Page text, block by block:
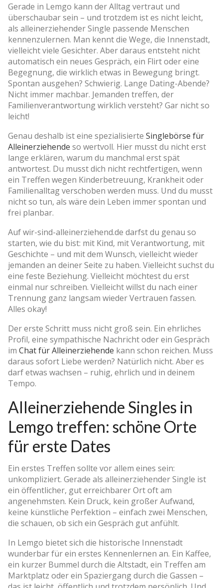
Gerade in Lemgo kann der Alltag vertraut und
überschaubar sein – und trotzdem ist es nicht leicht,
als alleinerziehender Single passende Menschen
kennenzulernen. Man kennt die Wege, die Innenstadt,
vielleicht viele Gesichter. Aber daraus entsteht nicht
automatisch ein neues Gespräch, ein Flirt oder eine
Begegnung, die wirklich etwas in Bewegung bringt.
Spontan ausgehen? Schwierig. Lange Dating-Abende?
Nicht immer machbar. Jemanden treffen, der
Familienverantwortung wirklich versteht? Gar nicht so
leicht!
Genau deshalb ist eine spezialisierte Singlebörse für
Alleinerziehende so wertvoll. Hier musst du nicht erst
lange erklären, warum du manchmal erst spät
antwortest. Du musst dich nicht rechtfertigen, wenn
ein Treffen wegen Kinderbetreuung, Krankheit oder
Familienalltag verschoben werden muss. Und du musst
nicht so tun, als wäre dein Leben immer spontan und
frei planbar.
Auf wir-sind-alleinerziehend.de darfst du genau so
starten, wie du bist: mit Kind, mit Verantwortung, mit
Geschichte – und mit dem Wunsch, vielleicht wieder
jemanden an deiner Seite zu haben. Vielleicht suchst du
eine feste Beziehung. Vielleicht möchtest du erst
einmal nur schreiben. Vielleicht willst du nach einer
Trennung ganz langsam wieder Vertrauen fassen.
Alles okay!
Der erste Schritt muss nicht groß sein. Ein ehrliches
Profil, eine sympathische Nachricht oder ein Gespräch
im Chat für Alleinerziehende kann schon reichen. Muss
daraus sofort Liebe werden? Natürlich nicht. Aber es
darf etwas wachsen – ruhig, ehrlich und in deinem
Tempo.
Alleinerziehende Singles in
Lemgo treffen: schöne Orte
für erste Dates
Ein erstes Treffen sollte vor allem eines sein:
unkompliziert. Gerade als alleinerziehender Single ist
ein öffentlicher, gut erreichbarer Ort oft am
angenehmsten. Kein Druck, kein großer Aufwand,
keine künstliche Perfektion – einfach zwei Menschen,
die schauen, ob sich ein Gespräch gut anfühlt.
In Lemgo bietet sich die historische Innenstadt
wunderbar für ein erstes Kennenlernen an. Ein Kaffee,
ein kurzer Bummel durch die Altstadt, ein Treffen am
Marktplatz oder ein Spaziergang durch die Gassen –